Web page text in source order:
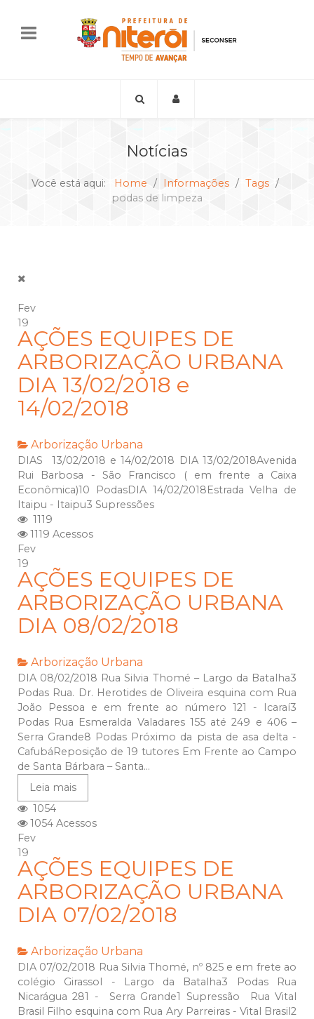
Notícias
Você está aqui: Home Informações
Tags
podas de limpeza
Fev
19
AÇÕES EQUIPES DE
ARBORIZAÇÃO URBANA
DIA 13/02/2018 e
14/02/2018
Arborização Urbana
DIAS 13/02/2018 e 14/02/2018 DIA 13/02/2018Avenida
Rui Barbosa - São Francisco ( em frente a Caixa
Econômica)10 PodasDIA 14/02/2018Estrada Velha de
Itaipu - Itaipu3 Supressões
1119
1119 Acessos
Fev
19
AÇÕES EQUIPES DE
ARBORIZAÇÃO URBANA
DIA 08/02/2018
Arborização Urbana
DIA 08/02/2018 Rua Silvia Thomé – Largo da Batalha3
Podas Rua. Dr. Herotides de Oliveira esquina com Rua
João Pessoa e em frente ao número 121 - Icaraí3
Podas Rua Esmeralda Valadares 155 até 249 e 406 –
Serra Grande8 Podas Próximo da pista de asa delta -
CafubáReposição de 19 tutores Em Frente ao Campo
de Santa Bárbara – Santa...
Leia mais
1054
1054 Acessos
Fev
19
AÇÕES EQUIPES DE
ARBORIZAÇÃO URBANA
DIA 07/02/2018
Arborização Urbana
DIA 07/02/2018 Rua Silvia Thomé, nº 825 e em frete ao
colégio Girassol - Largo da Batalha3 Podas Rua
Nicarágua 281 - Serra Grande1 Supressão Rua Vital
Brasil Filho esquina com Rua Ary Parreiras - Vital Brasil2